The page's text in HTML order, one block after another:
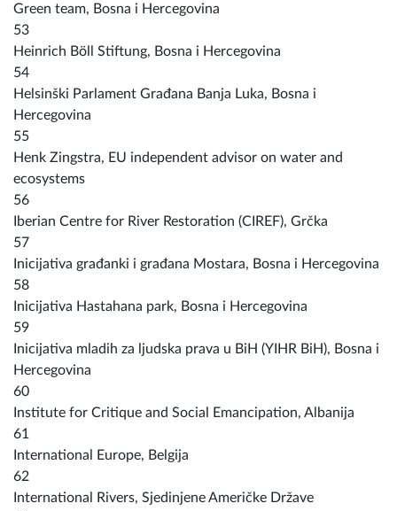
Green team, Bosna i Hercegovina
53
Heinrich Böll Stiftung, Bosna i Hercegovina
54
Helsinški Parlament Građana Banja Luka, Bosna i
Hercegovina
55
Henk Zingstra, EU independent advisor on water and
ecosystems
56
Iberian Centre for River Restoration (CIREF), Grčka
57
Inicijativa građanki i građana Mostara, Bosna i Hercegovina
58
Inicijativa Hastahana park, Bosna i Hercegovina
59
Inicijativa mladih za ljudska prava u BiH (YIHR BiH), Bosna i
Hercegovina
60
Institute for Critique and Social Emancipation, Albanija
61
International Europe, Belgija
62
International Rivers, Sjedinjene Američke Države